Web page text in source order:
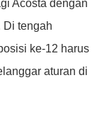
Acosta dengan
Di tengah
ke-12 harus
aturan di